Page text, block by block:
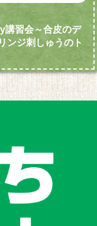
習会～合皮のデ
ンジ刺しゅうのト